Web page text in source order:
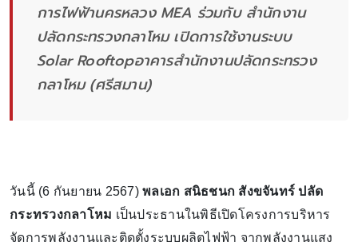
การไฟฟ้านครหลวง MEA ร่วมกับ สำนักงาน
ปลัดกระทรวงกลาโหม เปิดการใช้งานระบบ
Solar Rooftopอาคารสำนักงานปลัดกระทรวง
กลาโหม (ศรีสมาน)
วันนี้ (6 กันยายน 2567)พลเอก สนิธชนก สังขจันทร์ ปลัด
กระทรวงกลาโหม เป็นประธานในพิธีเปิดโครงการบริหาร
จัดการพลังงานและติดตั้งระบบผลิตไฟฟ้า จากพลังงานแสง